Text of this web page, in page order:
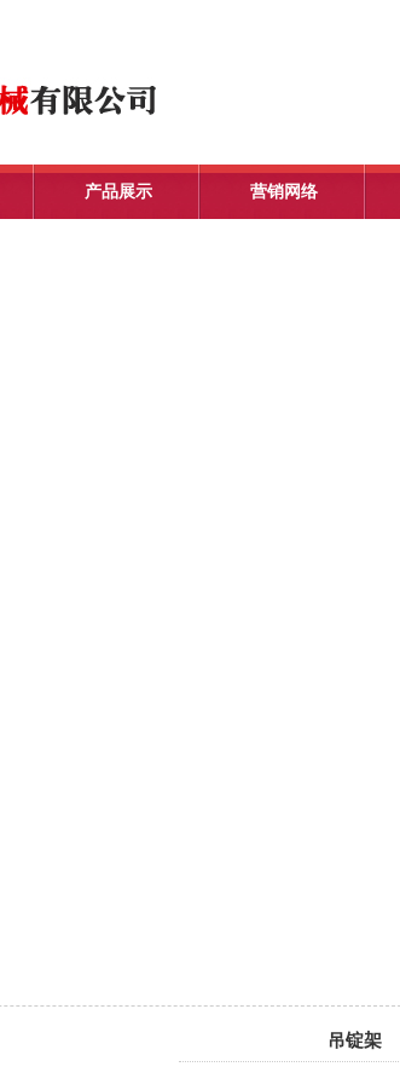
产品展示 营销网络
吊锭架